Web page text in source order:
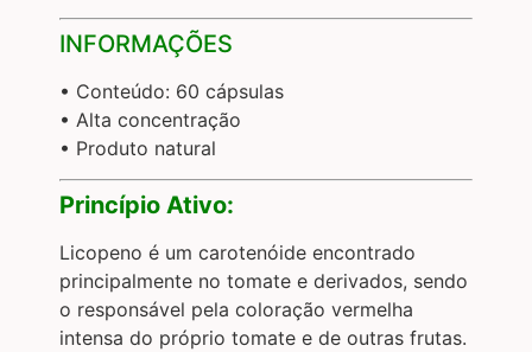
INFORMAÇÕES
• Conteúdo: 60 cápsulas
• Alta concentração
• Produto natural
Princípio Ativo:
Licopeno é um carotenóide encontrado
principalmente no tomate e derivados, sendo
o responsável pela coloração vermelha
intensa do próprio tomate e de outras frutas.